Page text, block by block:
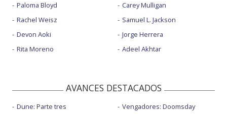
Paloma Bloyd
Rachel Weisz
Devon Aoki
Rita Moreno
Carey Mulligan
Samuel L. Jackson
Jorge Herrera
Adeel Akhtar
AVANCES DESTACADOS
Dune: Parte tres
Vengadores: Doomsday